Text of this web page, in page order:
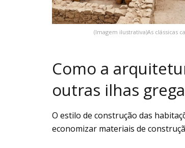
(Imagem ilustrativa)As clássicas
Como a
outras ilhas
O estilo de construção das
economizar materiais de